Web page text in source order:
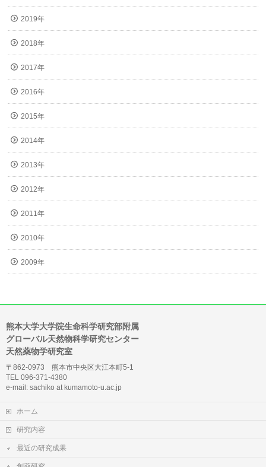
2019年
2018年
2017年
2016年
2015年
2014年
2013年
2012年
2011年
2010年
2009年
熊本大学大学院生命科学研究部附属
グローバル天然物科学研究センター
天然薬物学研究室
〒862-0973 熊本市中央区大江本町5-1
TEL 096-371-4380
e-mail: sachiko at kumamoto-u.ac.jp
ホーム
研究内容
最近の研究成果